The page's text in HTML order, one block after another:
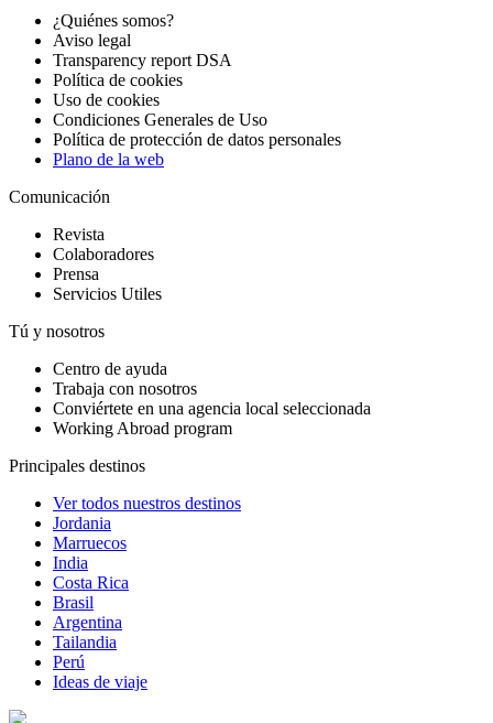
¿Quiénes somos?
Aviso legal
Transparency report DSA
Política de cookies
Uso de cookies
Condiciones Generales de Uso
Política de protección de datos personales
Plano de la web
Comunicación
Revista
Colaboradores
Prensa
Servicios Utiles
Tú y nosotros
Centro de ayuda
Trabaja con nosotros
Conviértete en una agencia local seleccionada
Working Abroad program
Principales destinos
Ver todos nuestros destinos
Jordania
Marruecos
India
Costa Rica
Brasil
Argentina
Tailandia
Perú
Ideas de viaje